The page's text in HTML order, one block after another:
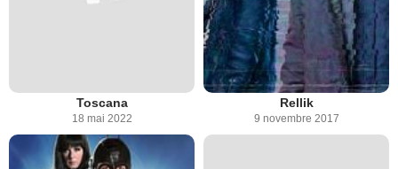
Toscana
18 mai 2022
Rellik
9 novembre 2017